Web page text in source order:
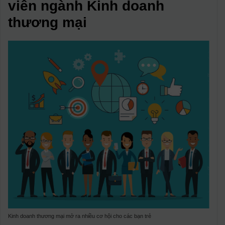
viên ngành Kinh doanh
thương mại
Kinh doanh thương mại mở ra nhiều cơ hội cho các bạn trẻ